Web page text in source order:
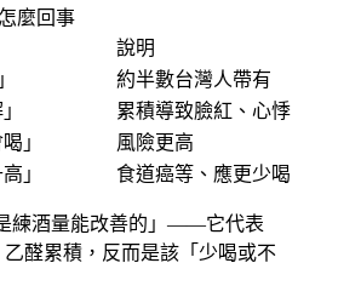
麼回事
說明
」
約半數台灣人帶有
」
累積導致臉紅、心悸
」
風險更高
」 食道癌等、應更少喝
練酒量能改善的 」——它代表
醛累積，反而是該「 少喝或不